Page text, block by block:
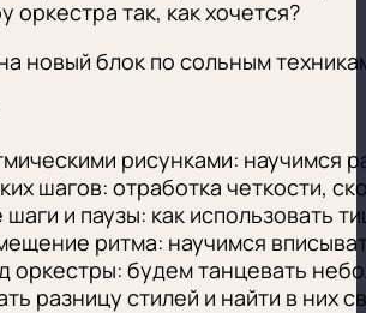
оркестра так, как хочется?
новый блок по сольным
рисунками: научимся
шагов: отработка четкости,
шаги и паузы: как использовать
ритма: научимся
оркестры: будем танцевать
разницу стилей и найти в них